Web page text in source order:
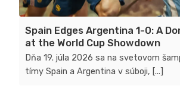
Spain Edges Argentina 1-0: A
at the World Cup Showdown
Dňa 19. júla 2026 sa na svetovom
tímy Spain a Argentina v súboji, [...]